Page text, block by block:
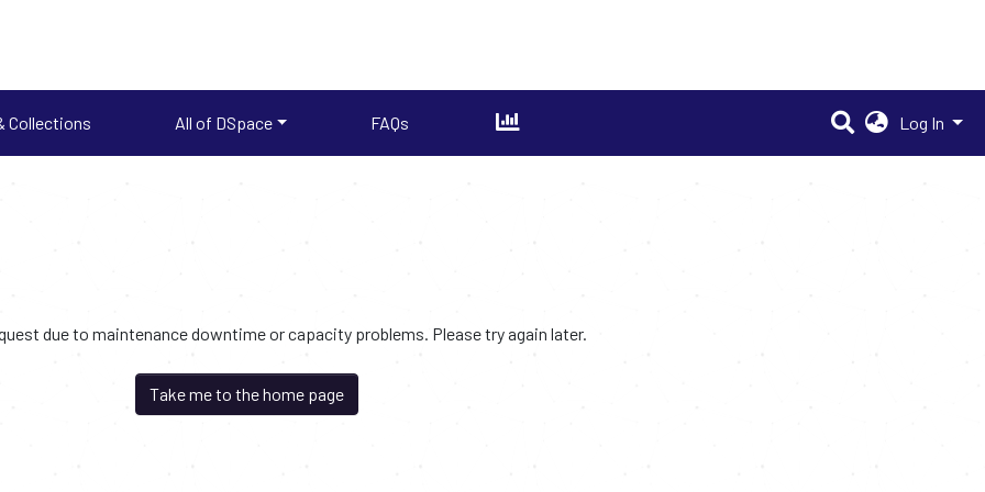
Collections All of DSpace FAQs Log In
due to maintenance downtime or capacity problems. Please try again later.
Take me to the home page